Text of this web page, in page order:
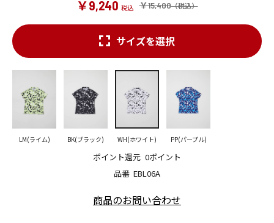
￥15,400
￥9,240
品番 EBL06A
ポイント還元 0ポイント
サイズを選択
LM(ライム) BK(ブラック) WH(ホワイト) PP(パープル)
商品のお問い合わせ